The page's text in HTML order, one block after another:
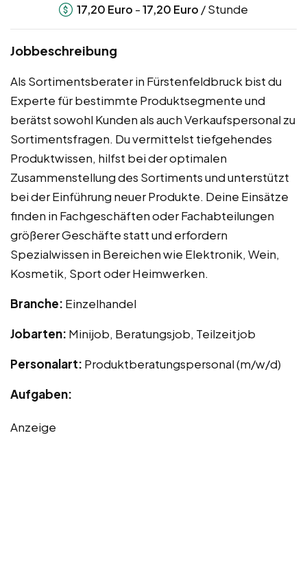
17,20 Euro -17,20 Euro / Stunde
Jobbeschreibung
Als Sortimentsberater in Fürstenfeldbruck bist du
Experte für bestimmte Produktsegmente und
berätst sowohl Kunden als auch Verkaufspersonal zu
Sortimentsfragen. Du vermittelst tiefgehendes
Produktwissen, hilfst bei der optimalen
Zusammenstellung des Sortiments und unterstützt
bei der Einführung neuer Produkte. Deine Einsätze
finden in Fachgeschäften oder Fachabteilungen
größerer Geschäfte statt und erfordern
Spezialwissen in Bereichen wie Elektronik, Wein,
Kosmetik, Sport oder Heimwerken.
Branche: Einzelhandel
Jobarten: Minijob, Beratungsjob, Teilzeitjob
Personalart: Produktberatungspersonal (m/w/d)
Aufgaben:
Anzeige